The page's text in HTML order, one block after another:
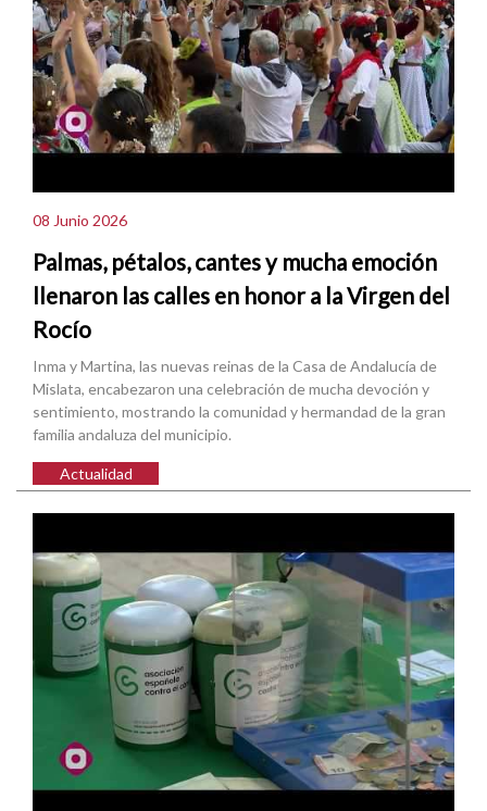
08 Junio 2026
Palmas, pétalos, cantes y mucha emoción
llenaron las calles en honor a la Virgen del
Rocío
Inma y Martina, las nuevas reinas de la Casa de Andalucía de
Mislata, encabezaron una celebración de mucha devoción y
sentimiento, mostrando la comunidad y hermandad de la gran
familia andaluza del municipio.
Actualidad